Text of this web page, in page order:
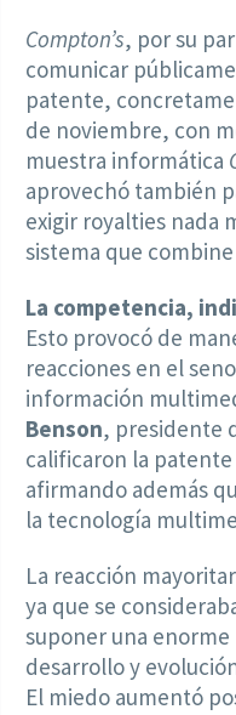
Compton’s, por su
comunicar
patente,
de noviembre, con
muestra informática
aprovechó también
exigir royalties nada
sistema que
La competencia,
Esto provocó de
reacciones en el
información
Benson, presidente
calificaron la
afirmando además
la tecnología
La reacción
ya que se
suponer una
desarrollo y
El miedo aumentó